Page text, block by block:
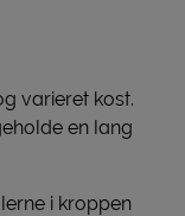
varieret kost.
en lang
i kroppen